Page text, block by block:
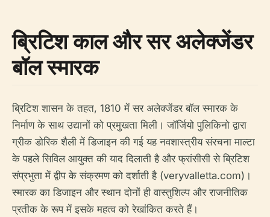
ब्रिटिश काल और सर अलेक्जेंडर
बॉल स्मारक
ब्रिटिश शासन के तहत, 1810 में सर अलेक्जेंडर बॉल स्मारक के
निर्माण के साथ उद्यानों को प्रमुखता मिली। जॉर्जियो पुलिकिनो द्वारा
ग्रीक डोरिक शैली में डिजाइन की गई यह नवशास्त्रीय संरचना माल्टा
के पहले सिविल आयुक्त की याद दिलाती है और फ्रांसीसी से ब्रिटिश
संप्रभुता में द्वीप के संक्रमण को दर्शाती है (veryvalletta.com)।
स्मारक का डिजाइन और स्थान दोनों ही वास्तुशिल्प और राजनीतिक
प्रतीक के रूप में इसके महत्व को रेखांकित करते हैं।